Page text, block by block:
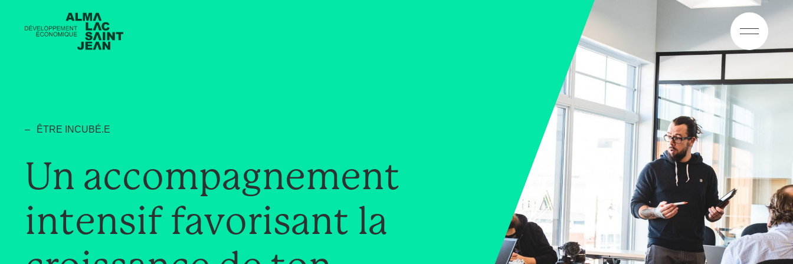
ÊTRE INCUBÉ.E
Un accompagnement
intensif favorisant la